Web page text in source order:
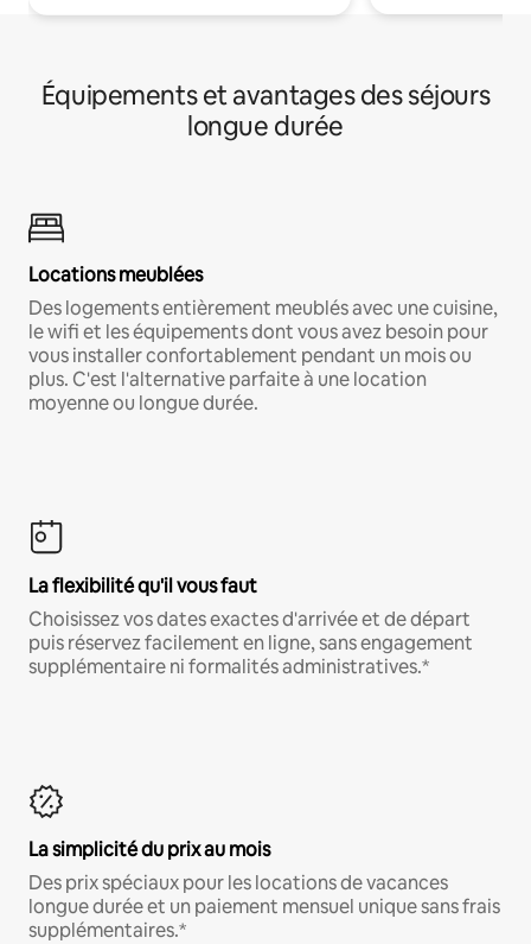
Équipements et avantages des séjours
longue durée
Locations meublées
Des logements entièrement meublés avec une cuisine,
le wifi et les équipements dont vous avez besoin pour
vous installer confortablement pendant un mois ou
plus. C'est l'alternative parfaite à une location
moyenne ou longue durée.
La flexibilité qu'il vous faut
Choisissez vos dates exactes d'arrivée et de départ
puis réservez facilement en ligne, sans engagement
supplémentaire ni formalités administratives.*
La simplicité du prix au mois
Des prix spéciaux pour les locations de vacances
longue durée et un paiement mensuel unique sans frais
supplémentaires.*